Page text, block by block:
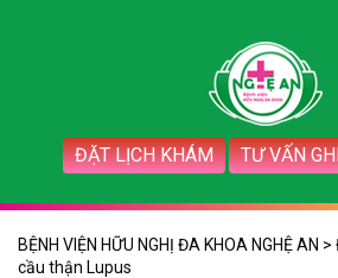
ĐẶT LỊCH KHÁM TƯ VẤN
BỆNH VIỆN HỮU NGHỊ ĐA KHOA NGHỆ AN >
cầu thận Lupus